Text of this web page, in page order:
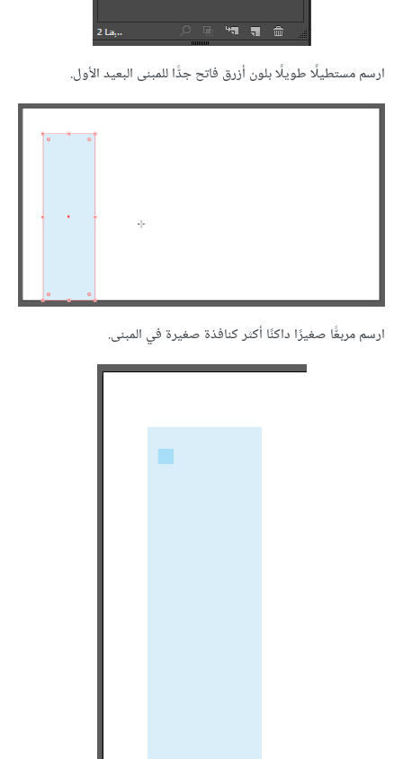
ارسم مستطيلًا طويلًا بلون أزرق فاتح جدًّا للمبنى البعيد الأول.
ارسم مربعًّا صغيرًا داكنًا أكثر كنافذة صغيرة في المبنى.